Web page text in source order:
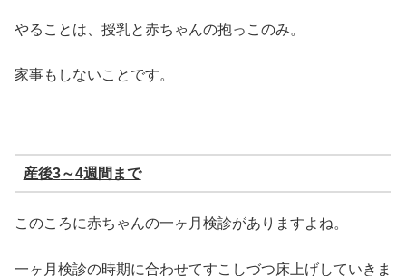
やることは、授乳と赤ちゃんの抱っこのみ。
家事もしないことです。
産後3～4週間まで
このころに赤ちゃんの一ヶ月検診がありますよね。
一ヶ月検診の時期に合わせてすこしづつ床上げしていきま